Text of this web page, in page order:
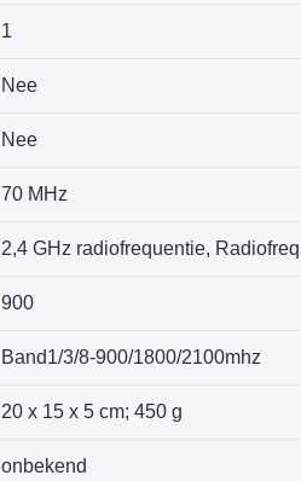
‎1
‎Nee
‎Nee
‎70 MHz
‎2,4 GHz radiofrequentie,
‎900
‎Band1/3/8-900/1800/2100mhz
‎20 x 15 x 5 cm; 450 g
‎onbekend